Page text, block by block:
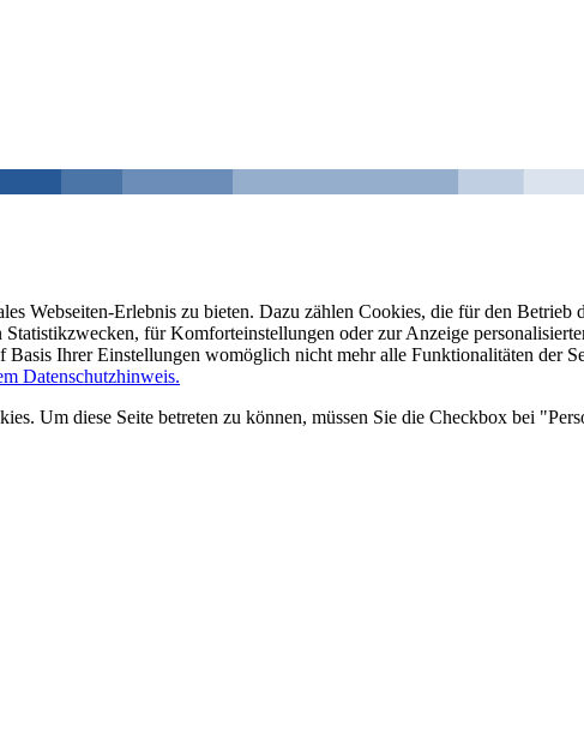
Webseiten-Erlebnis zu bieten. Dazu zählen Cookies, die für den
für Komforteinstellungen oder zur Anzeige
Basis Ihrer Einstellungen womöglich nicht mehr alle Funktionalitäten der
Datenschutzhinweis.
Um diese Seite betreten zu können, müssen Sie die Checkbox bei